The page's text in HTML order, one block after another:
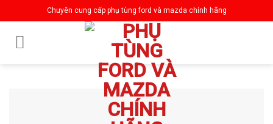
to
content
Chuyên cung cấp phụ tùng ford và mazda chính hãng